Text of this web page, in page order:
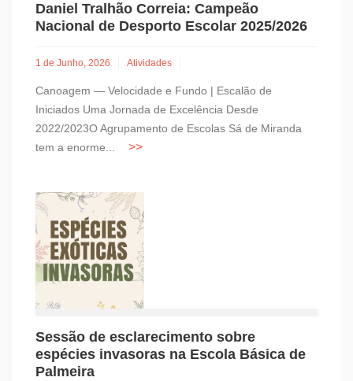
Daniel Tralhão Correia: Campeão
Nacional de Desporto Escolar 2025/2026
1 de Junho, 2026 Atividades
Canoagem — Velocidade e Fundo | Escalão de
Iniciados Uma Jornada de Excelência Desde
2022/2023O Agrupamento de Escolas Sá de Miranda
tem a enorme...
Sessão de esclarecimento sobre
espécies invasoras na Escola Básica de
Palmeira